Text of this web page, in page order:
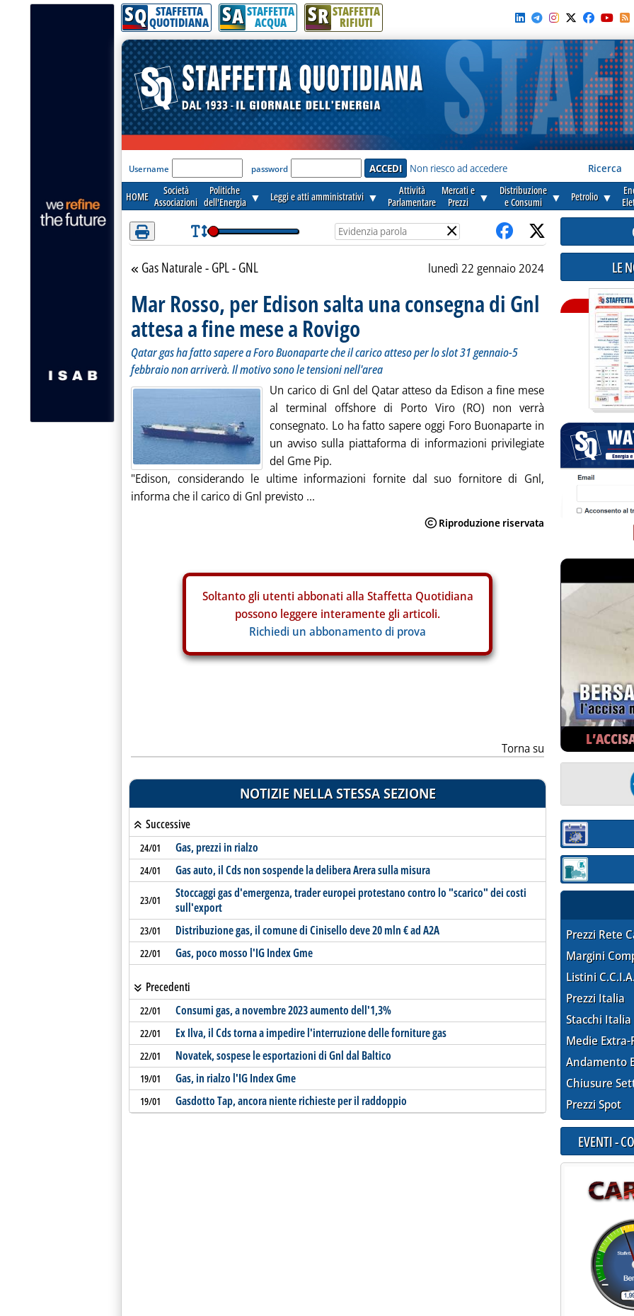
Attenzione! Esegui l'accesso per lèggere interamente la notizia.
SQ STAFFETTA
QUOTIDIANA SA STAFFETTA
ACQUA SR STAFFETTA
RIFIUTI
'Modulo Login per accedere'
Username password Non riesco ad accedere Ricerca
HOME
Società
Associazioni
Politiche
dell'Energia ▼ Leggi e atti amministrativi ▼
Attività
Parlamentare
Mercati e
Prezzi
▼
Distribuzione
e Consumi
▼ Petrolio ▼
×
Torna alla sezione
Gas Naturale - GPL - GNL lunedì 22 gennaio 2024
Mar Rosso, per Edison salta una consegna di Gnl
attesa a fine mese a Rovigo
Qatar gas ha fatto sapere a Foro Buonaparte che il carico atteso per lo slot 31 gennaio-5
febbraio non arriverà. Il motivo sono le tensioni nell'area
Un carico di Gnl del Qatar atteso da Edison a fine mese
al terminal offshore di Porto Viro (RO) non verrà
consegnato. Lo ha fatto sapere oggi Foro Buonaparte in
un avviso sulla piattaforma di informazioni privilegiate
del Gme Pip.
"Edison, considerando le ultime informazioni fornite dal suo fornitore di Gnl,
informa che il carico di Gnl previsto ...
Soltanto gli utenti abbonati alla Staffetta Quotidiana
possono leggere interamente gli articoli.
Richiedi un abbonamento di prova
Torna su
NOTIZIE NELLA STESSA SEZIONE
Successive
24/01 Gas, prezzi in rialzo
24/01 Gas auto, il Cds non sospende la delibera Arera sulla misura
23/01
Stoccaggi gas d'emergenza, trader europei protestano contro lo "scarico" dei costi
sull'export
23/01 Distribuzione gas, il comune di Cinisello deve 20 mln € ad A2A
22/01 Gas, poco mosso l'IG Index Gme
Precedenti
22/01 Consumi gas, a novembre 2023 aumento dell'1,3%
22/01 Ex Ilva, il Cds torna a impedire l'interruzione delle forniture gas
22/01 Novatek, sospese le esportazioni di Gnl dal Baltico
19/01 Gas, in rialzo l'IG Index Gme
19/01 Gasdotto Tap, ancora niente richieste per il raddoppio
LE
Sezione:
Sezione:
Prezzi Rete
Margini
Listini
Prezzi Italia
Stacchi Italia
Medie Extra-
Andamento
Chiusure
Prezzi Spot
EVENTI -